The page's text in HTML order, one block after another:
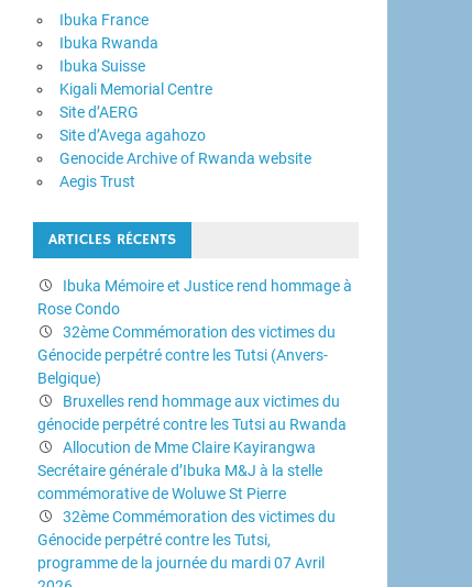
Ibuka France
Ibuka Rwanda
Ibuka Suisse
Kigali Memorial Centre
Site d’AERG
Site d’Avega agahozo
Genocide Archive of Rwanda website
Aegis Trust
ARTICLES RÉCENTS
Ibuka Mémoire et Justice rend hommage à
Rose Condo
32ème Commémoration des victimes du
Génocide perpétré contre les Tutsi (Anvers-
Belgique)
Bruxelles rend hommage aux victimes du
génocide perpétré contre les Tutsi au Rwanda
Allocution de Mme Claire Kayirangwa
Secrétaire générale d’Ibuka M&J à la stelle
commémorative de Woluwe St Pierre
32ème Commémoration des victimes du
Génocide perpétré contre les Tutsi,
programme de la journée du mardi 07 Avril